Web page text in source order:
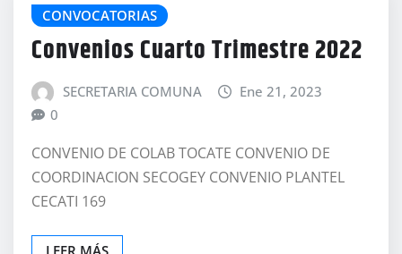
CONVOCATORIAS
Convenios Cuarto Trimestre 2022
SECRETARIA COMUNA
Ene 21, 2023
0
CONVENIO DE COLAB TOCATE CONVENIO DE
COORDINACION SECOGEY CONVENIO PLANTEL
CECATI 169